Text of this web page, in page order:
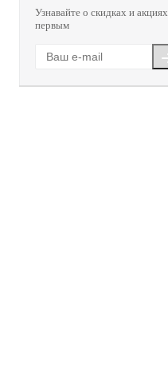
Узнавайте о скидках и акциях
первым